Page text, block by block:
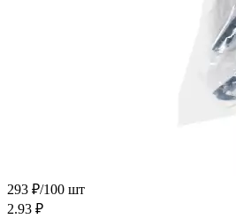
293 ₽/100 шт
2.93 ₽